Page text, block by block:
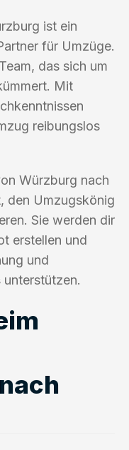
ist ein
für Umzüge.
das sich um
Mit
reibungslos
Würzburg nach
den Umzugskönig
Sie werden dir
erstellen und
und